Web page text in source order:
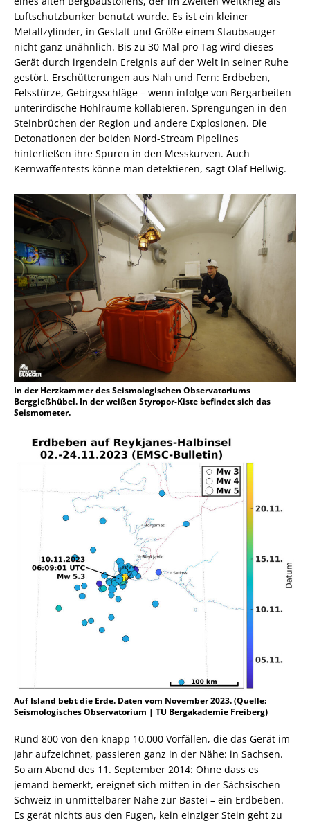
Luftschutzbunker benutzt wurde. Es ist ein kleiner
Metallzylinder, in Gestalt und Größe einem Staubsauger
nicht ganz unähnlich. Bis zu 30 Mal pro Tag wird dieses
Gerät durch irgendein Ereignis auf der Welt in seiner Ruhe
gestört. Erschütterungen aus Nah und Fern: Erdbeben,
Felsstürze, Gebirgsschläge – wenn infolge von Bergarbeiten
unterirdische Hohlräume kollabieren. Sprengungen in den
Steinbrüchen der Region und andere Explosionen. Die
Detonationen der beiden Nord-Stream Pipelines
hinterließen ihre Spuren in den Messkurven. Auch
Kernwaffentests könne man detektieren, sagt Olaf Hellwig.
In der Herzkammer des Seismologischen Observatoriums
Berggießhübel. In der weißen Styropor-Kiste befindet sich das
Seismometer.
Auf Island bebt die Erde. Daten vom November 2023. (Quelle:
Seismologisches Observatorium | TU Bergakademie Freiberg)
Rund 800 von den knapp 10.000 Vorfällen, die das Gerät im
Jahr aufzeichnet, passieren ganz in der Nähe: in Sachsen.
So am Abend des 11. September 2014: Ohne dass es
jemand bemerkt, ereignet sich mitten in der Sächsischen
Schweiz in unmittelbarer Nähe zur Bastei – ein Erdbeben.
Es gerät nichts aus den Fugen, kein einziger Stein geht zu